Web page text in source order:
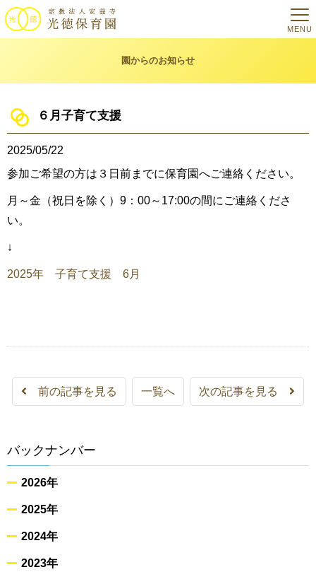
MENU
園からのお知らせ
６月子育て支援
2025/05/22
参加ご希望の方は３日前までに保育園へご連絡ください。
月～金（祝日を除く）9：00～17:00の間にご連絡くださ
い。
↓
2025年 子育て支援 6月
前の記事を見る 一覧へ 次の記事を見る
バックナンバー
2026年
2025年
2024年
2023年